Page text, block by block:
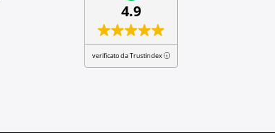
4.9
verificato da Trustindex